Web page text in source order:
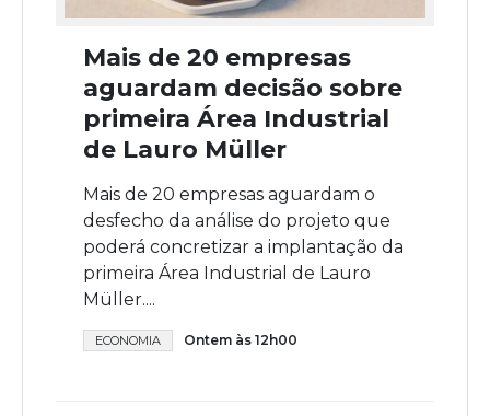
Mais de 20 empresas
aguardam decisão sobre
primeira Área Industrial
de Lauro Müller
Mais de 20 empresas aguardam o
desfecho da análise do projeto que
poderá concretizar a implantação da
primeira Área Industrial de Lauro
Müller....
ECONOMIA Ontem às 12h00